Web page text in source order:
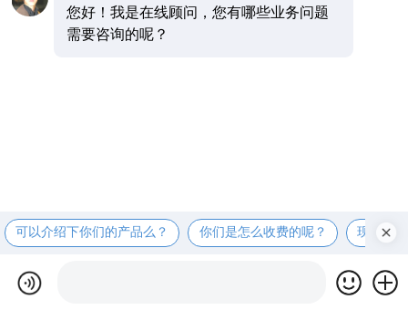
您好！我是在线顾问，您有哪些业务问题
需要咨询的呢？
可以介绍下你们的产品么？ 你们是怎么收费的呢？ 现在有